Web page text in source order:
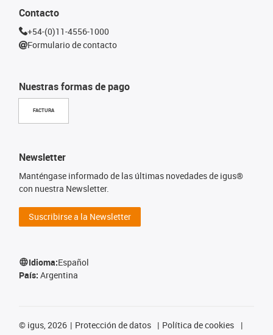
Nuestras formas de pago
FACTURA
Contacto
+54-(0)11-4556-1000
Formulario de contacto
Newsletter
Manténgase informado de las últimas novedades de igus®
con nuestra Newsletter.
Suscribirse a la Newsletter
Idioma:Español
País: Argentina
© igus, 2026 Protección de datos
Política de cookies